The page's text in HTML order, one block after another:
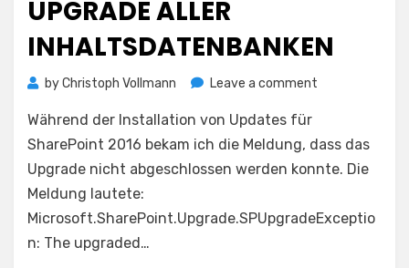
UPGRADE ALLER
INHALTSDATENBANKEN
byChristoph Vollmann Leave a comment
Während der Installation von Updates für
SharePoint 2016 bekam ich die Meldung, dass das
Upgrade nicht abgeschlossen werden konnte. Die
Meldung lautete:
Microsoft.SharePoint.Upgrade.SPUpgradeExceptio
n: The upgraded…